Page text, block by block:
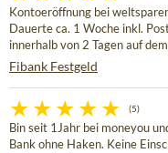
Kontoeröffnung bei
Dauerte ca. 1 Woche inkl.
innerhalb von 2 Tagen auf
Fibank Festgeld
(5)
Bin seit 1Jahr bei moneyou
Bank ohne Haken. Keine